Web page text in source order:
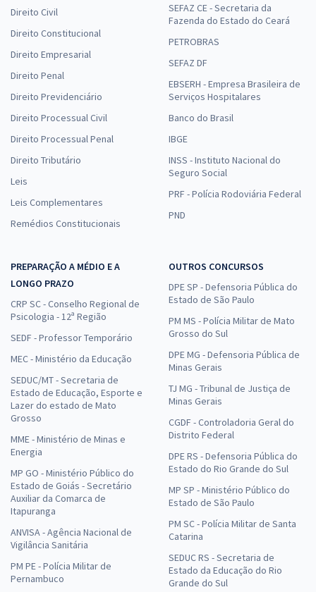
Direito Civil
Direito Constitucional
Direito Empresarial
Direito Penal
Direito Previdenciário
Direito Processual Civil
Direito Processual Penal
Direito Tributário
Leis
Leis Complementares
Remédios Constitucionais
SEFAZ CE - Secretaria da
Fazenda do Estado do Ceará
PETROBRAS
SEFAZ DF
EBSERH - Empresa Brasileira de
Serviços Hospitalares
Banco do Brasil
IBGE
INSS - Instituto Nacional do
Seguro Social
PRF - Polícia Rodoviária Federal
PND
PREPARAÇÃO A MÉDIO E A
LONGO PRAZO
CRP SC - Conselho Regional de
Psicologia - 12ª Região
SEDF - Professor Temporário
MEC - Ministério da Educação
SEDUC/MT - Secretaria de
Estado de Educação, Esporte e
Lazer do estado de Mato
Grosso
MME - Ministério de Minas e
Energia
MP GO - Ministério Público do
Estado de Goiás - Secretário
Auxiliar da Comarca de
Itapuranga
ANVISA - Agência Nacional de
Vigilância Sanitária
PM PE - Polícia Militar de
Pernambuco
OUTROS CONCURSOS
DPE SP - Defensoria Pública do
Estado de São Paulo
PM MS - Polícia Militar de Mato
Grosso do Sul
DPE MG - Defensoria Pública de
Minas Gerais
TJ MG - Tribunal de Justiça de
Minas Gerais
CGDF - Controladoria Geral do
Distrito Federal
DPE RS - Defensoria Pública do
Estado do Rio Grande do Sul
MP SP - Ministério Público do
Estado de São Paulo
PM SC - Polícia Militar de Santa
Catarina
SEDUC RS - Secretaria de
Estado da Educação do Rio
Grande do Sul